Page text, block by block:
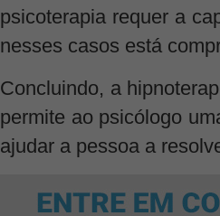
psicoterapia requer a
nesses casos está
Concluindo, a
permite ao psicólogo
ajudar a pessoa a